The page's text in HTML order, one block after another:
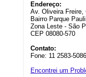
Endereço:
Av. Oliveira Freire,
Bairro Parque
Zona Leste - São
CEP 08080-570
Contato:
Fone: 11 2583-5086
Encontrei um